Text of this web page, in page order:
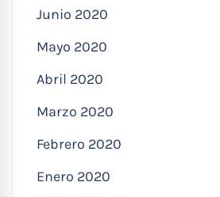
Junio 2020
Mayo 2020
Abril 2020
Marzo 2020
Febrero 2020
Enero 2020